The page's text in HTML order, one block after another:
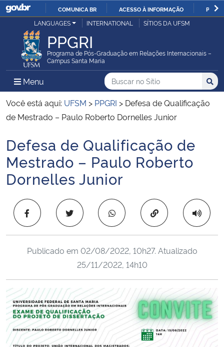
IR
O
COMUNICA BR ACESSO À INFORMAÇÃO
Ministério da Justiça e Segurança Pública
Ministério da Defesa
Ministério das Relações Exteriores
Ministério da Infraestrutura
Ministério da Agricultura, Pecuária e Abastecimento
Ministério da Educação
Ministério da Ciência, Tecnologia, Inovações e Comunicações
Ministério do Meio Ambiente
LANGUAGES INTERNATIONAL SÍTIOS DA UFSM
PPGRI
Programa de Pós-Graduação em Relações Internacionais –
Campus Santa Maria
Menu Menu Principal do Sítio
Busca
Buscar no no Sítio
Busca:
Você está aqui: UFSM > PPGRI > Defesa de Qualificação
de Mestrado – Paulo Roberto Dornelles Junior
Início do conteúdo
Defesa de Qualificação de
Mestrado – Paulo Roberto
Dornelles Junior
Copiar para área
Publicado em 02/08/2022, 10h27. Atualizado
25/11/2022, 14h10